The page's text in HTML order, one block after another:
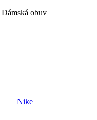
Dámská obuv
Nike